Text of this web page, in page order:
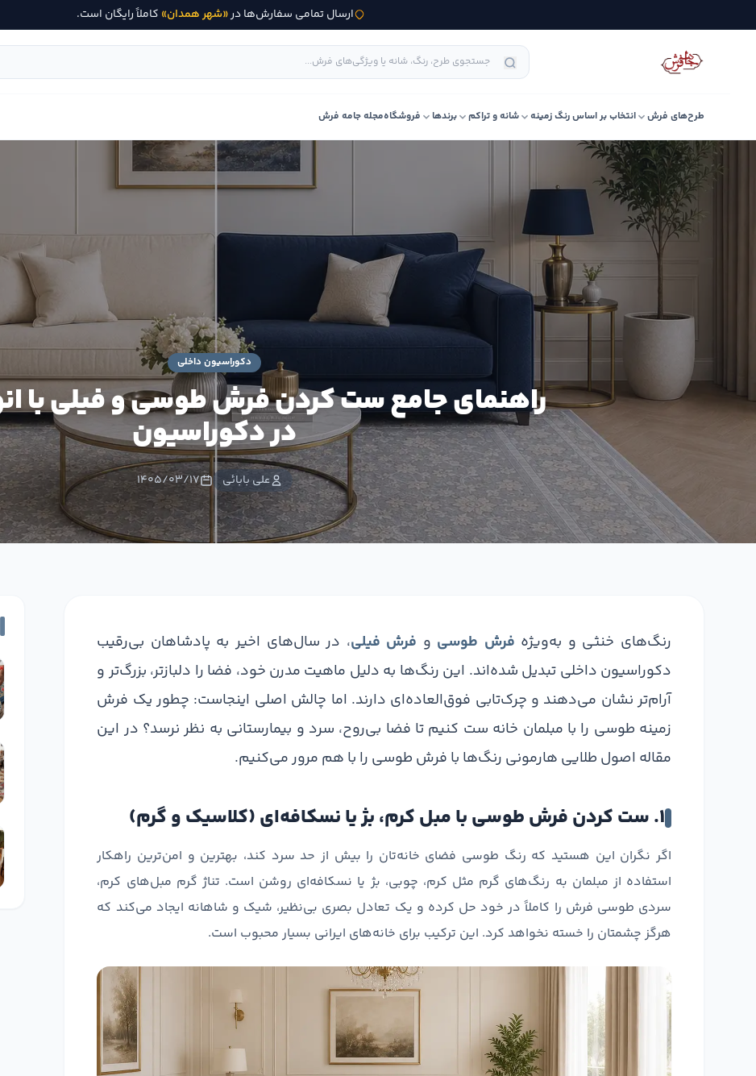
ارسال تمامی سفارش‌ها در«شهر همدان» کاملاً رایگان است.
طرح‌های فرش انتخاب بر اساس رنگ زمینه شانه و تراکم برندها فروشگاهمجله جامه فرش
دکوراسیون داخلی
راهنمای جامع ست کردن فرش طوسی و فیلی با
در دکوراسیون
علی بابائی ۱۴۰۵/۰۳/۱۷
رنگ‌های خنثی و به‌ویژه فرش طوسی و فرش فیلی، در سال‌های اخیر به پادشاهان بی‌رقیب
دکوراسیون داخلی تبدیل شده‌اند. این رنگ‌ها به دلیل ماهیت مدرن خود، فضا را دلبازتر، بزرگ‌تر و
آرام‌تر نشان می‌دهند و چرک‌تابی فوق‌العاده‌ای دارند. اما چالش اصلی اینجاست: چطور یک فرش
زمینه طوسی را با مبلمان خانه ست کنیم تا فضا بی‌روح، سرد و بیمارستانی به نظر نرسد؟ در این
مقاله اصول طلایی هارمونی رنگ‌ها با فرش طوسی را با هم مرور می‌کنیم.
۱. ست کردن فرش طوسی با مبل کرم، بژ یا نسکافه‌ای (کلاسیک و گرم)
اگر نگران این هستید که رنگ طوسی فضای خانه‌تان را بیش از حد سرد کند، بهترین و امن‌ترین راهکار
استفاده از مبلمان به رنگ‌های گرم مثل کرم، چوبی، بژ یا نسکافه‌ای روشن است. تناژ گرم مبل‌های کرم،
سردی طوسی فرش را کاملاً در خود حل کرده و یک تعادل بصری بی‌نظیر، شیک و شاهانه ایجاد می‌کند که
هرگز چشمتان را خسته نخواهد کرد. این ترکیب برای خانه‌های ایرانی بسیار محبوب است.